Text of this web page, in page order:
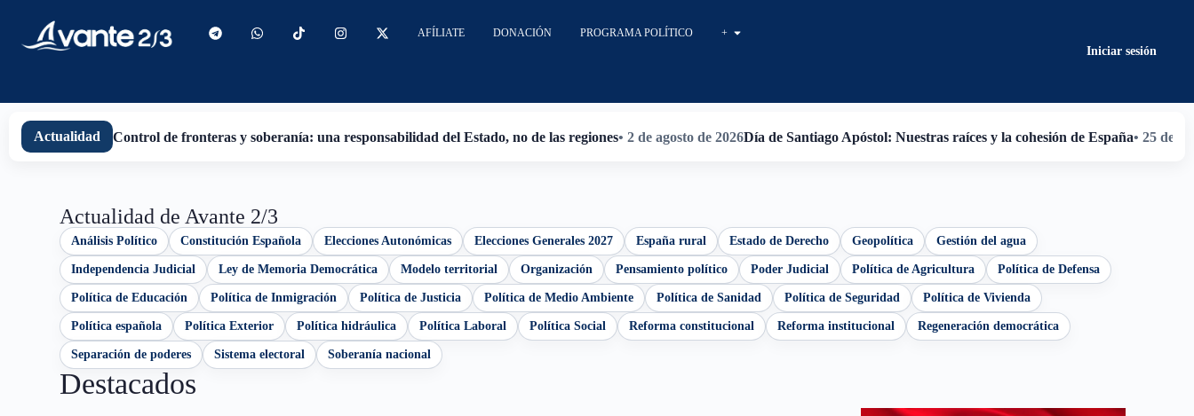
AFÍLIATE DONACIÓN PROGRAMA POLÍTICO +
Iniciar sesión
Actualidad Control de fronteras y soberanía: una responsabilidad del Estado, no de las regiones• 2 de agosto de 2026Día de Santiago Apóstol: Nuestras raíces y la cohesión de España• 25 de
Actualidad de Avante 2/3
Análisis Político Constitución Española Elecciones Autonómicas Elecciones Generales 2027 España rural Estado de Derecho Geopolítica Gestión del agua
Independencia Judicial Ley de Memoria Democrática Modelo territorial Organización Pensamiento político Poder Judicial Política de Agricultura Política de Defensa
Política de Educación Política de Inmigración Política de Justicia Política de Medio Ambiente Política de Sanidad Política de Seguridad Política de Vivienda
Política española Política Exterior Política hidráulica Política Laboral Política Social Reforma constitucional Reforma institucional Regeneración democrática
Separación de poderes Sistema electoral Soberanía nacional
Destacados